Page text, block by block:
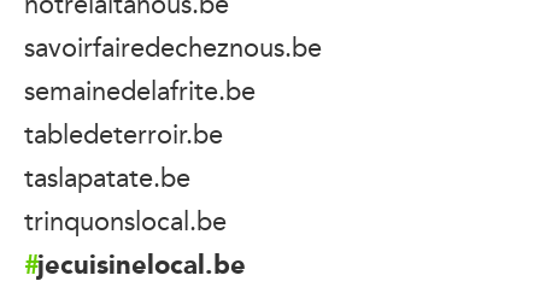
savoirfairedecheznous.be
semainedelafrite.be
tabledeterroir.be
taslapatate.be
trinquonslocal.be
jecuisinelocal.be